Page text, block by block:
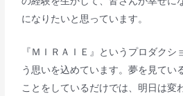
になりたいと思っています。
『ＭＩＲＡＩＥ』というプロダク
う思いを込めています。夢を見てい
ことをしているだけでは、明日は変